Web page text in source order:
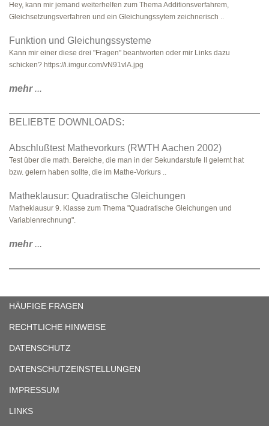
Hey, kann mir jemand weiterhelfen zum Thema Additionsverfahrem,
Gleichsetzungsverfahren und ein Gleichungssytem zeichnerisch ..
Funktion und Gleichungssysteme
Kann mir einer diese drei "Fragen" beantworten oder mir Links dazu
schicken? https://i.imgur.com/vN91vlA.jpg
mehr...
BELIEBTE DOWNLOADS:
Abschlußtest Mathevorkurs (RWTH Aachen 2002)
Test über die math. Bereiche, die man in der Sekundarstufe II gelernt hat
bzw. gelern haben sollte, die im Mathe-Vorkurs ..
Matheklausur: Quadratische Gleichungen
Matheklausur 9. Klasse zum Thema "Quadratische Gleichungen und
Variablenrechnung".
mehr...
HÄUFIGE FRAGEN
RECHTLICHE HINWEISE
DATENSCHUTZ
DATENSCHUTZEINSTELLUNGEN
IMPRESSUM
LINKS